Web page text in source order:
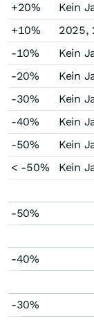
+20%
Kein
+10%
2025,
-10%
Kein
-20%
Kein
-30%
Kein
-40%
Kein
-50%
Kein
< -50%
Kein
-50%
-40%
-30%